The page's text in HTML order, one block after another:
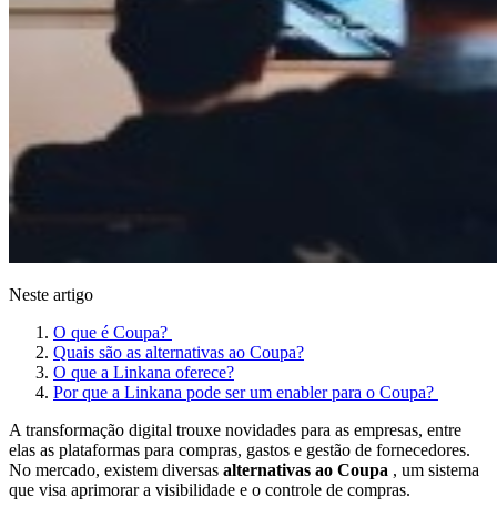
Neste artigo
O que é Coupa?
Quais são as alternativas ao Coupa?
O que a Linkana oferece?
Por que a Linkana pode ser um enabler para o Coupa?
A transformação digital trouxe novidades para as empresas, entre
elas as plataformas para compras, gastos e gestão de fornecedores.
No mercado, existem diversas alternativas ao Coupa , um sistema
que visa aprimorar a visibilidade e o controle de compras.